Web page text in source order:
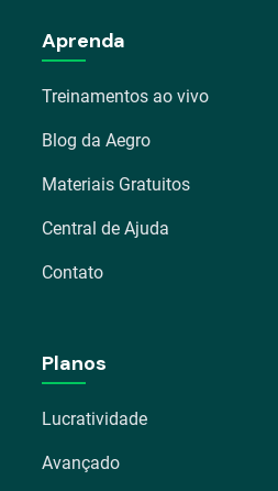
Aprenda
Treinamentos ao vivo
Blog da Aegro
Materiais Gratuitos
Central de Ajuda
Contato
Planos
Lucratividade
Avançado